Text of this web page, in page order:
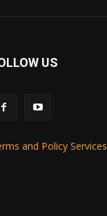
US
and Policy Services